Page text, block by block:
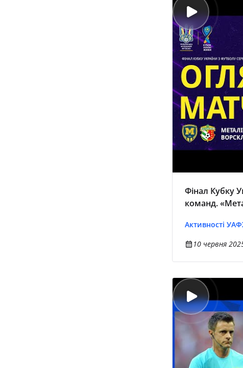
Фінал Кубку
команд.
Активності УАФ
10 червня